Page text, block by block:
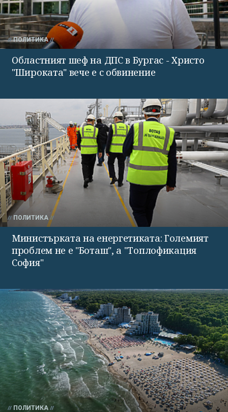
ПОЛИТИКА
Областният шеф на ДПС в Бургас - Христо
"Широката" вече е с обвинение
ПОЛИТИКА
Министърката на енергетиката: Големият
проблем не е "Боташ", а "Топлофикация
София"
ПОЛИТИКА